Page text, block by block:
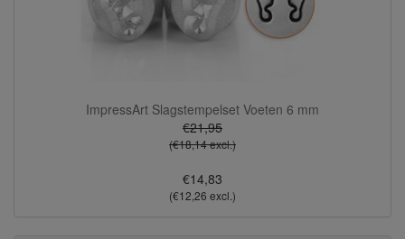
ImpressArt Slagstempelset Voeten 6 mm
€21,95
(€18,14 excl.)
€14,83
(€12,26 excl.)